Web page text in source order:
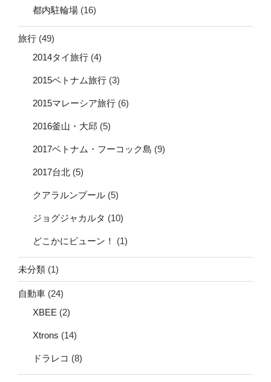
都内駐輪場 (16)
旅行 (49)
2014タイ旅行 (4)
2015ベトナム旅行 (3)
2015マレーシア旅行 (6)
2016釜山・大邱 (5)
2017ベトナム・フーコック島 (9)
2017台北 (5)
クアラルンプール (5)
ジョグジャカルタ (10)
どこかにビューン！ (1)
未分類 (1)
自動車 (24)
XBEE (2)
Xtrons (14)
ドラレコ (8)